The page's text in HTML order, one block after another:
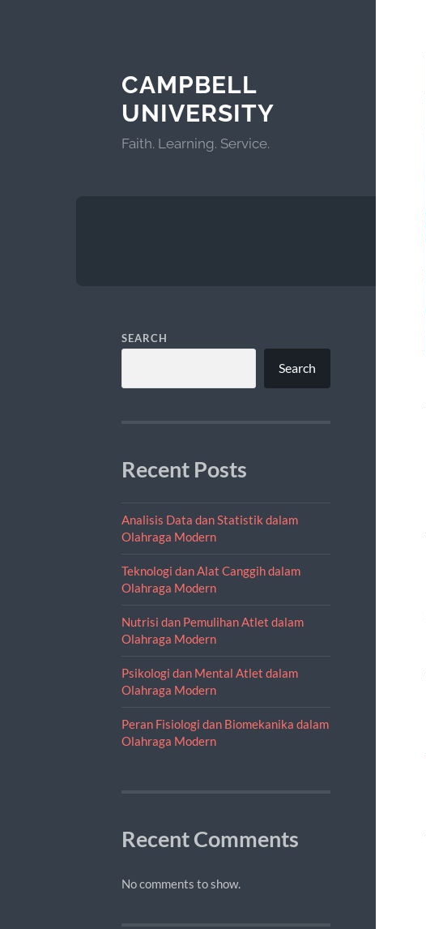
CAMPBELL
UNIVERSITY
Faith. Learning. Service.
SEARCH
Search
Recent Posts
Analisis Data dan Statistik dalam
Olahraga Modern
Teknologi dan Alat Canggih dalam
Olahraga Modern
Nutrisi dan Pemulihan Atlet dalam
Olahraga Modern
Psikologi dan Mental Atlet dalam
Olahraga Modern
Peran Fisiologi dan Biomekanika dalam
Olahraga Modern
Recent Comments
No comments to show.